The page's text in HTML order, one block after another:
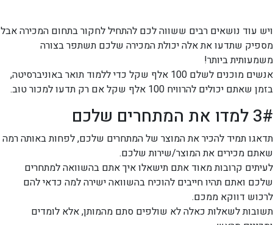
ויש עוד נושאים רבים ששווה לכם להתחיל לחקור בתחום המכירה אבל
מספיק שתדעו את אלה יכולת המכירה שלכם תשתפר בצורה
משמעותית ביותר!
אנשים מוכנים לשלם 100 אלף שקל כדי ללמוד תואר באוניברסיטה,
בזמן שאתם יכולים להרוויח 100 אלף שקל אם רק תדעו למכור טוב.
3# למדו את המתחרים שלכם
תדאגו תמיד להכיר את המוצר של המתחרים שלכם, לפחות באותה רמה
שאתם מכירים את המוצר/שירות שלכם.
לעיתים קרובות מאוד אתם תישאלו איך אתם בהשוואה למתחרים
שלכם ואתם תהיו חייבים להוכיח בהשוואה ישירה למה כדאי להם
לרכוש דווקא ממכם.
תשובות לשאלות כאלה לא שולפים סתם מהמותן, אלא לומדים